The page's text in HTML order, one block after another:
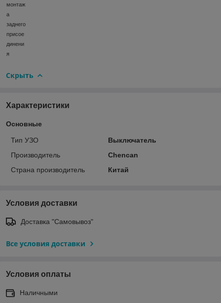
монтаж
а
заднего
присое
динени
я
Скрыть
Характеристики
Основные
Тип УЗО
Выключатель
Производитель
Chencan
Страна производитель
Китай
Условия доставки
Доставка "Самовывоз"
Все условия доставки
Условия оплаты
Наличными